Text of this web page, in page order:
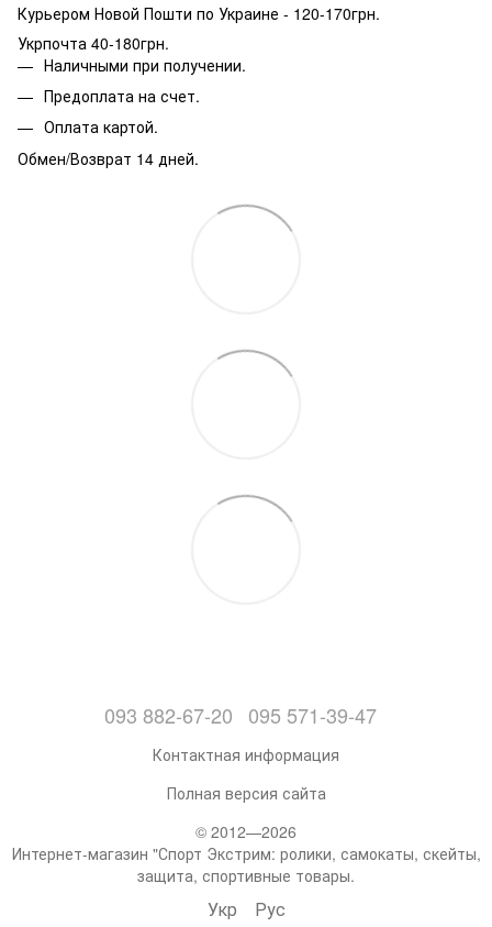
Курьером Новой Пошти по Украине - 120-170грн.
Укрпочта 40-180грн.
Наличными при получении.
Предоплата на счет.
Оплата картой.
Обмен/Возврат 14 дней.
093 882-67-20 095 571-39-47
Контактная информация
Полная версия сайта
© 2012—2026
Интернет-магазин "Спорт Экстрим: ролики, самокаты, скейты,
защита, спортивные товары.
Укр Рус